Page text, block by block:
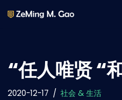
“任人唯贤 “
2020-12-17 社会 & 生活